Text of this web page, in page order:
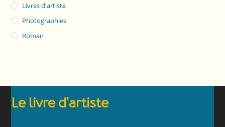
Livres d'artiste
Photographies
Roman
Le livre d'artiste